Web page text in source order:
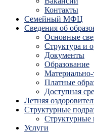
Контакты
Семейный МФЦ
Сведения об
Основные
Структура и
Документы
Образование
Материально-
Платные
Доступная
Летняя
Структурные
Структурные
Услуги